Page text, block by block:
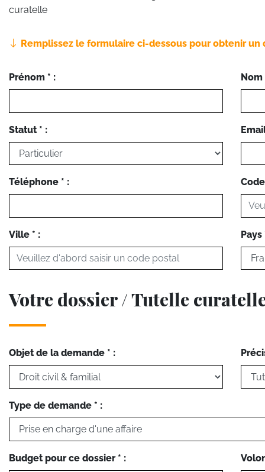
curatelle
Remplissez le formulaire ci-dessous pour obtenir un
Prénom * : Nom
Statut * :
Téléphone * :
Ville * : Pays
Votre dossier / Tutelle
Objet de la demande * :
Type de demande * :
Budget pour ce dossier * :